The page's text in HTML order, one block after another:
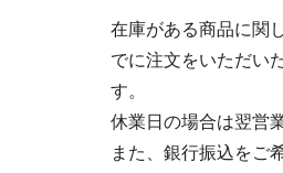
在庫がある商品に関
でに注文をいただい
す。
休業日の場合は翌営
また、銀行振込をご